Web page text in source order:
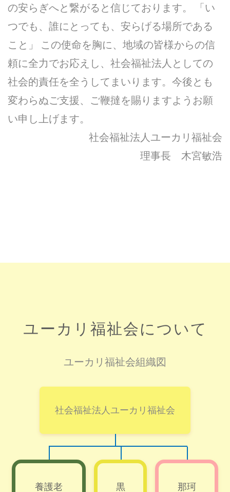
の安らぎへと繋がると信じております。 「い
つでも、誰にとっても、安らげる場所である
こと」 この使命を胸に、地域の皆様からの信
頼に全力でお応えし、社会福祉法人としての
社会的責任を全うしてまいります。今後とも
変わらぬご支援、ご鞭撻を賜りますようお願
い申し上げます。
社会福祉法人ユーカリ福祉会
理事長 木宮敏浩
ユーカリ福祉会について
ユーカリ福祉会組織図
社会福祉法人ユーカリ福祉会
養護老 黒 那珂